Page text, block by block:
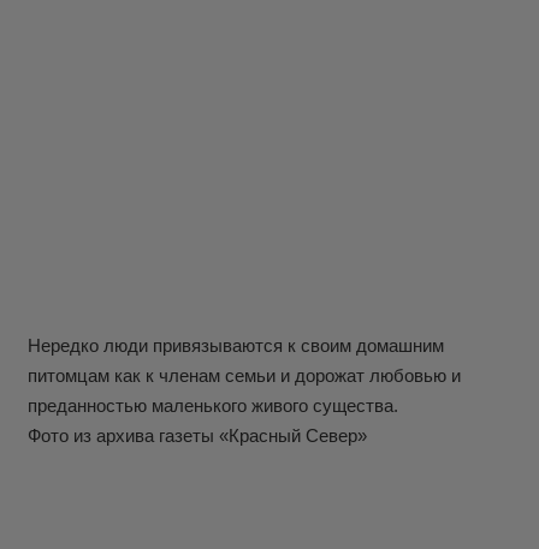
Нередко люди привязываются к своим домашним
питомцам как к членам семьи и дорожат любовью и
преданностью маленького живого существа.
Фото из архива газеты «Красный Север»